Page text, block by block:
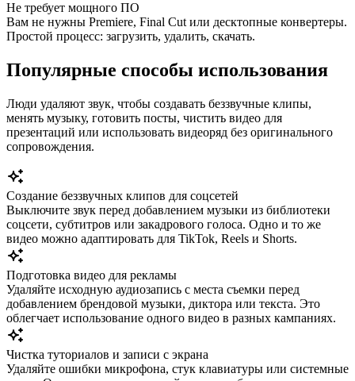
Не требует мощного ПО
Вам не нужны Premiere, Final Cut или десктопные конвертеры.
Простой процесс: загрузить, удалить, скачать.
Популярные способы использования
Люди удаляют звук, чтобы создавать беззвучные клипы,
менять музыку, готовить посты, чистить видео для
презентаций или использовать видеоряд без оригинального
сопровождения.
Создание беззвучных клипов для соцсетей
Выключите звук перед добавлением музыки из библиотеки
соцсети, субтитров или закадрового голоса. Одно и то же
видео можно адаптировать для TikTok, Reels и Shorts.
Подготовка видео для рекламы
Удаляйте исходную аудиозапись с места съемки перед
добавлением брендовой музыки, диктора или текста. Это
облегчает использование одного видео в разных кампаниях.
Чистка туториалов и записи с экрана
Удаляйте ошибки микрофона, стук клавиатуры или системные